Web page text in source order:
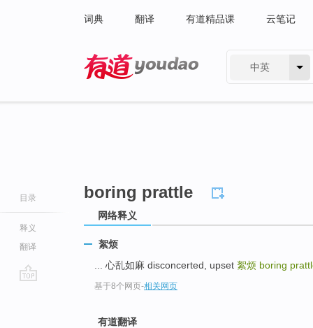
词典 翻译 有道精品课 云笔记
中英
目录
释义
翻译
boring prattle
网络释义
絮烦
... 心乱如麻 disconcerted, upset 絮烦 boring
基于8个网页-相关网页
有道翻译